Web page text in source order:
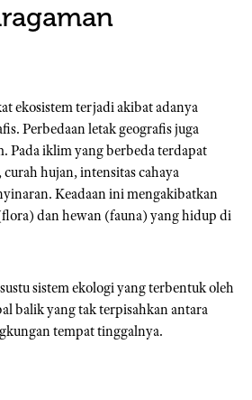
ekosistem terjadi akibat adanya
Perbedaan letak geografis juga
Pada iklim yang berbeda terdapat
hujan, intensitas cahaya
Keadaan ini mengakibatkan
dan hewan (fauna) yang hidup di
sistem ekologi yang terbentuk oleh
balik yang tak terpisahkan antara
tempat tinggalnya.